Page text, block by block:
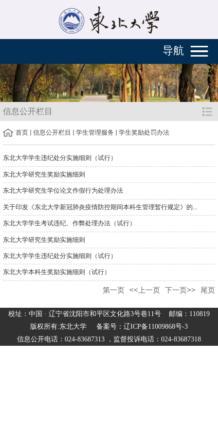
导航
信息公开栏目
首页 信息公开栏目 学生管理服务 学生奖励处罚办法
东北大学学生违纪处分实施细则（试行）
东北大学研究生奖励实施细则
东北大学研究生学位论文作假行为处理办法
关于印发《东北大学新冠肺炎疫情防控期间本科生管理暂行规定》的...
东北大学学生考试违纪、作弊处理办法（试行）
东北大学研究生奖励实施细则
东北大学学生违纪处分实施细则（试行）
东北大学本科生奖励实施细则（试行）
第一页 <<上一页 下一页>> 尾页
校址：中国 · 辽宁省沈阳市和平区文化路3号巷11号 邮编：110819
版权所有:东北大学 备案号：辽ICP备11009868号-3
信息公开电话：024-83687313 ，监督投诉电话：024-83687318